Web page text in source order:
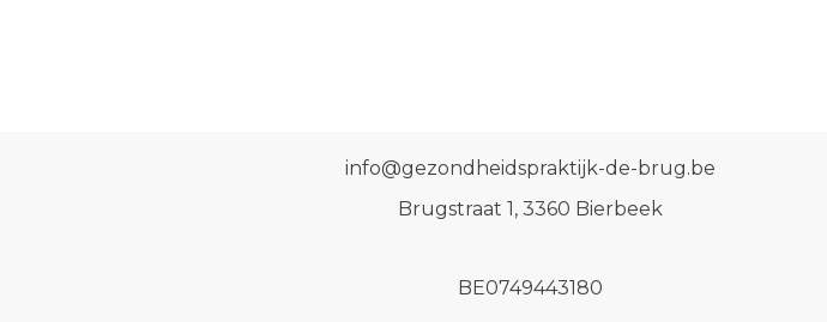
info@gezondheidspraktijk-de-brug.be
Brugstraat 1, 3360 Bierbeek
BE0749443180